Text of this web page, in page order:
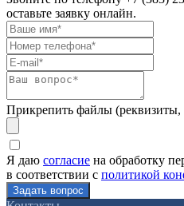
оставьте заявку онлайн.
Прикрепить файлы
Я даю согласие на обработку
в соответствии с политикой